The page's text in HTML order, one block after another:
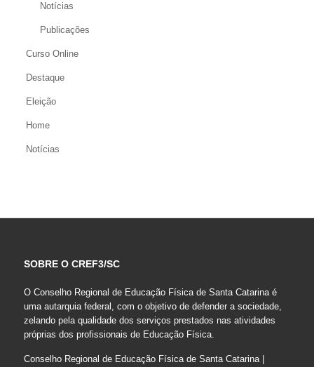
Notícias
Publicações
Curso Online
Destaque
Eleição
Home
Notícias
SOBRE O CREF3/SC
O Conselho Regional de Educação Física de Santa Catarina é
uma autarquia federal, com o objetivo de defender a sociedade,
zelando pela qualidade dos serviços prestados nas atividades
próprias dos profissionais de Educação Física.
Conselho Regional de Educação Física de Santa Catarina |